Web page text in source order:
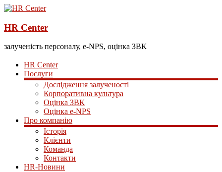
HR Center
залученість персоналу, e-NPS, оцінка ЗВК
HR Center
Послуги
Дослідження залученості
Корпоративна культура
Оцінка ЗВК
Оцінка e-NPS
Про компанію
Історія
Клієнти
Команда
Контакти
HR-Новини